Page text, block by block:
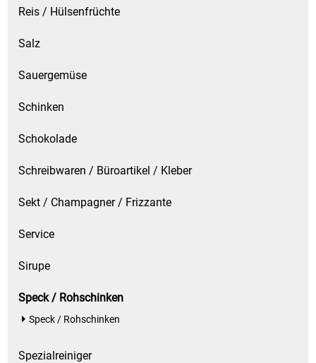
Reis / Hülsenfrüchte
Salz
Sauergemüse
Schinken
Schokolade
Schreibwaren / Büroartikel / Kleber
Sekt / Champagner / Frizzante
Service
Sirupe
Speck / Rohschinken
Speck / Rohschinken
Spezialreiniger